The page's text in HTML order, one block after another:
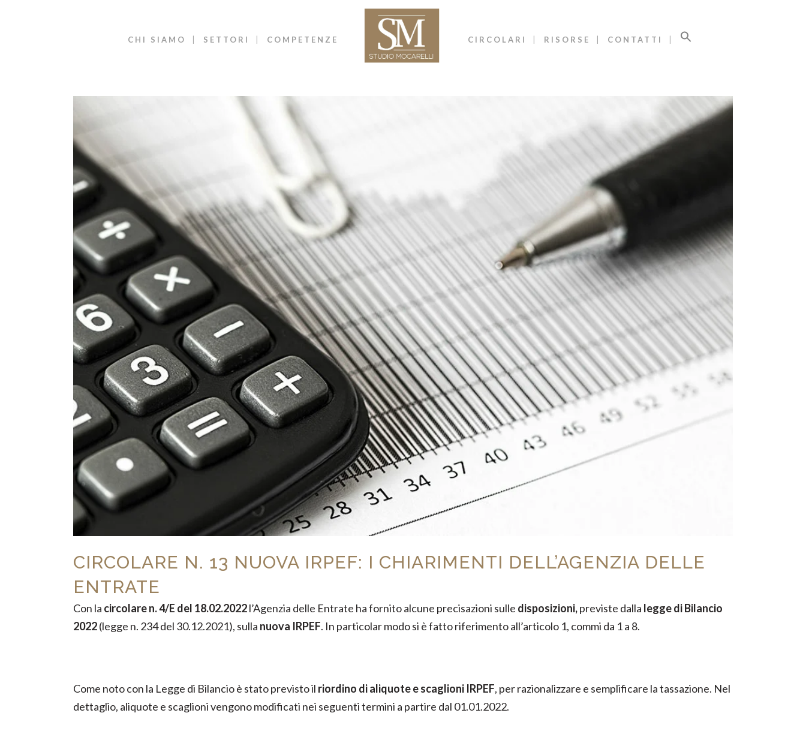
CHI SIAMO SETTORI COMPETENZE CIRCOLARI RISORSE CONTATTI
CIRCOLARE N. 13 NUOVA IRPEF: I CHIARIMENTI DELL’AGENZIA DELLE
ENTRATE
Con la circolare n. 4/E del 18.02.2022l’Agenzia delle Entrate ha fornito alcune precisazioni sulle disposizioni,previste dalla legge di Bilancio
2022(legge n. 234 del 30.12.2021), sulla nuova IRPEF. In particolar modo si è fatto riferimento all’articolo 1, commi da 1 a 8.
Come noto con la Legge di Bilancio è stato previsto il riordino di aliquote e scaglioni IRPEF, per razionalizzare e semplificare la tassazione. Nel
dettaglio, aliquote e scaglioni vengono modificati nei seguenti termini a partire dal 01.01.2022.